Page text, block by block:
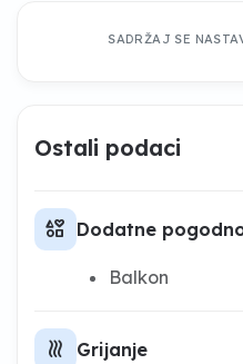
SADRŽAJ SE
Ostali podaci
interests Dodatne
Balkon
heat Grijanje